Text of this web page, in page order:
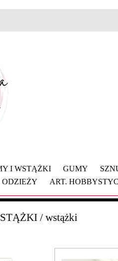
I WSTĄŻKI GUMY
ODZIEŻY
ART.
/ wstążki